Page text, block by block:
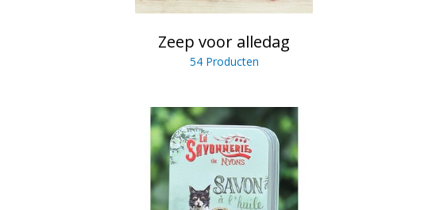
Zeep voor alledag
54 Producten